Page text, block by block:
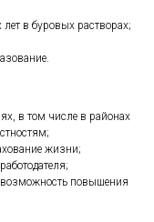
в буровых растворах;
в том числе в районах
жизни;
возможность повышения